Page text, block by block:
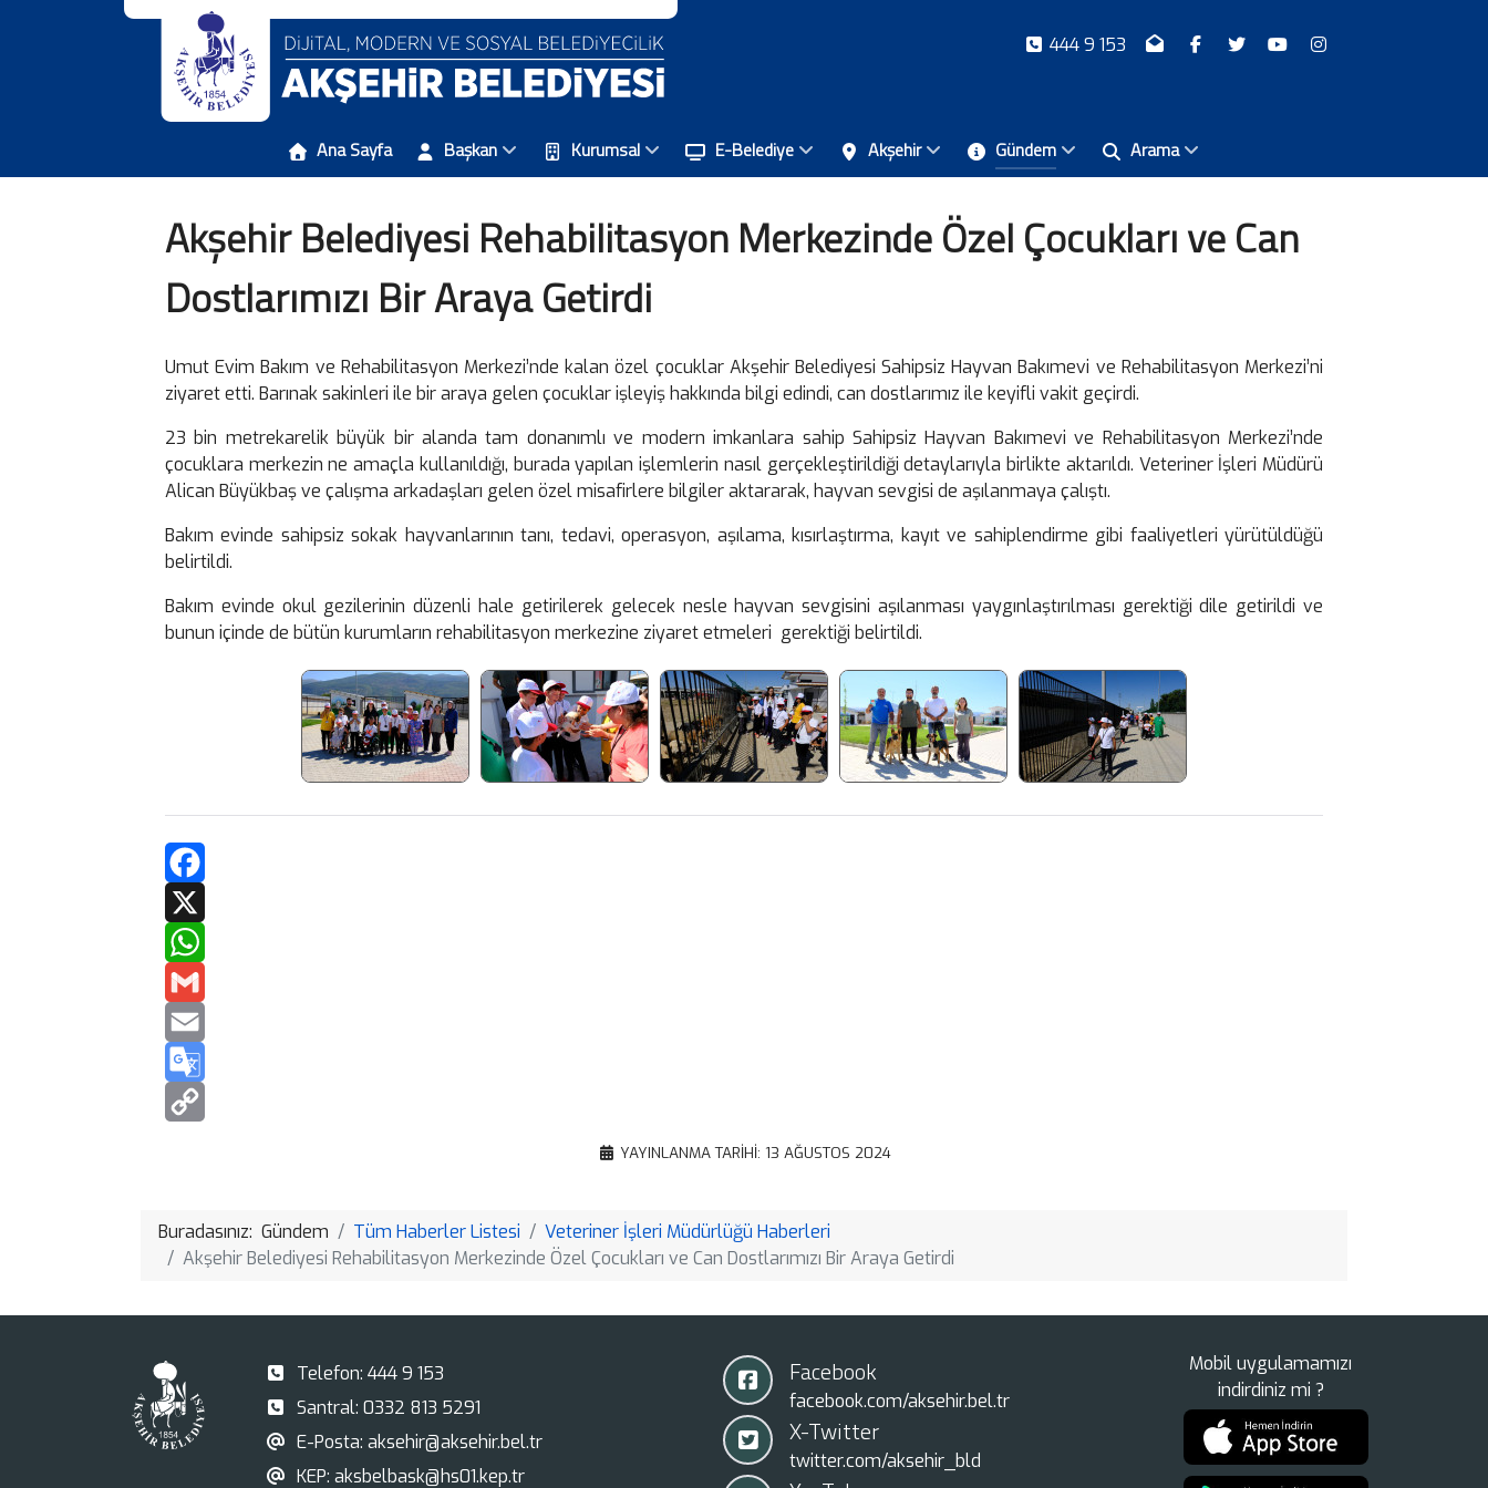
444 9 153
Ana Sayfa Başkan Kurumsal E-Belediye Akşehir Gündem Arama
Akşehir Belediyesi Rehabilitasyon Merkezinde Özel Çocukları ve Can
Dostlarımızı Bir Araya Getirdi
Umut Evim Bakım ve Rehabilitasyon Merkezi’nde kalan özel çocuklar Akşehir Belediyesi Sahipsiz Hayvan Bakımevi ve Rehabilitasyon Merkezi’ni
ziyaret etti. Barınak sakinleri ile bir araya gelen çocuklar işleyiş hakkında bilgi edindi, can dostlarımız ile keyifli vakit geçirdi.
23 bin metrekarelik büyük bir alanda tam donanımlı ve modern imkanlara sahip Sahipsiz Hayvan Bakımevi ve Rehabilitasyon Merkezi’nde
çocuklara merkezin ne amaçla kullanıldığı, burada yapılan işlemlerin nasıl gerçekleştirildiği detaylarıyla birlikte aktarıldı. Veteriner İşleri Müdürü
Alican Büyükbaş ve çalışma arkadaşları gelen özel misafirlere bilgiler aktararak, hayvan sevgisi de aşılanmaya çalıştı.
Bakım evinde sahipsiz sokak hayvanlarının tanı, tedavi, operasyon, aşılama, kısırlaştırma, kayıt ve sahiplendirme gibi faaliyetleri yürütüldüğü
belirtildi.
Bakım evinde okul gezilerinin düzenli hale getirilerek gelecek nesle hayvan sevgisini aşılanması yaygınlaştırılması gerektiği dile getirildi ve
bunun içinde de bütün kurumların rehabilitasyon merkezine ziyaret etmeleri gerektiği belirtildi.
Translate
Copy
YAYINLANMA TARIHI: 13 AĞUSTOS 2024
Buradasınız: Gündem Tüm Haberler Listesi
Veteriner İşleri Müdürlüğü Haberleri
Akşehir Belediyesi Rehabilitasyon Merkezinde Özel Çocukları ve Can Dostlarımızı Bir Araya Getirdi
Telefon: 444 9 153
Santral: 0332 813 5291
E-Posta: aksehir@aksehir.bel.tr
KEP: aksbelbask@hs01.kep.tr
Facebook
facebook.com/aksehir.bel.tr
X-Twitter
twitter.com/aksehir_bld
Mobil uygulamamızı
indirdiniz mi ?